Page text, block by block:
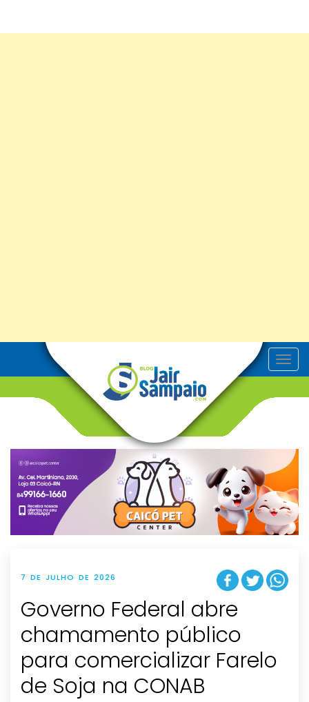
T
o
v
g
t
i
o
n
7 DE JULHO DE 2026
Governo Federal abre
chamamento público
para comercializar Farelo
de Soja na CONAB